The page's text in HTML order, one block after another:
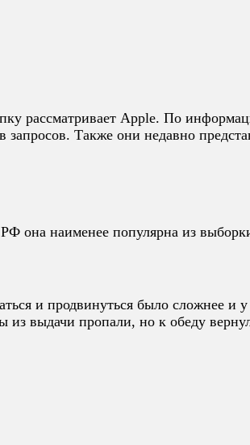
рассматривает Apple. По
Также они недавно
она наименее популярна из
и продвинуться было сложнее и
выдачи пропали, но к обеду